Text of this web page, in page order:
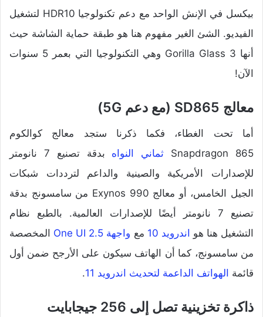
بيكسل في الإنش الواحد مع دعم تكنولوجيا HDR10 لتشغيل
الفيديو. الشئ الغير مفهوم هنا هو طبقة حماية الشاشة حيث
أنها Gorilla Glass 3 وهي التكنولوجيا التي بعمر 5 سنوات
الآن!
معالج SD865 (مع دعم 5G)
أما تحت الغطاء، فكما ذكرنا ستجد معالج كوالكوم
Snapdragon 865
ثماني النواه
بدقة تصنيع 7 نانومتر
للإصدارات الأمريكية والصينية والداعم لترددات شبكات
الجيل الخامس، أو معالج Exynos 990 من سامسونج بدقة
تصنيع 7 نانومتر أيضًا للإصدارات العالمية. بالطبع نظام
التشغيل هنا هو اندرويد 10 مع واجهة One UI 2.5
المخصصة
من سامسونج، كما أن الهاتف سيكون على الأرجح ضمن أول
قائمة الهواتف الداعمة لتحديث اندرويد 11 .
ذاكرة تخزينية تصل إلى 256 جيجابايت